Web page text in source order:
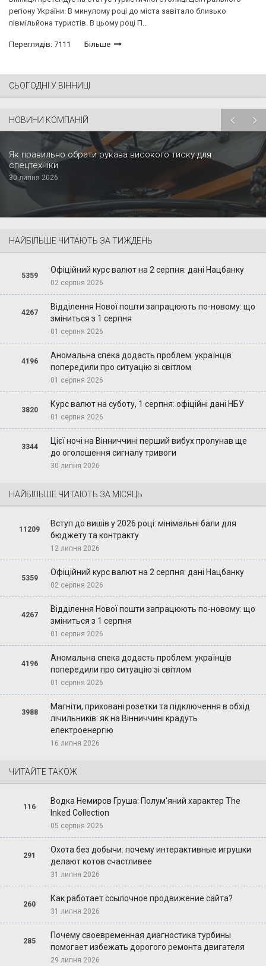
регіону України. В минулому році до міста завітало близько
півмільйона туристів. В цьому році П...
Переглядів: 7111 Більше
СЬОГОДНІ У ВІННИЦІ
НОВИНИ КОМПАНІЙ
Як правильно обрати рукава високого тиску для
спецтехніки
30 липня 2026
НАЙБІЛЬШЕ ЧИТАЮТЬ ЗА ТИЖДЕНЬ
5359
Офіційний курс валют на 2 серпня: дані Нацбанку
02 серпня 2026
4267
Відділення Нової пошти запрацюють по-новому: що
зміниться з 1 серпня
01 серпня 2026
4196
Аномальна спека додасть проблем: українців
попередили про ситуацію зі світлом
01 серпня 2026
3820
Курс валют на суботу, 1 серпня: офіційні дані НБУ
01 серпня 2026
3344
Цієї ночі на Вінниччині перший вибух пролунав ще
до оголошення сигналу тривоги
30 липня 2026
НАЙБІЛЬШЕ ЧИТАЮТЬ ЗА МІСЯЦЬ
11209
Вступ до вишів у 2026 році: мінімальні бали для
бюджету та контракту
12 липня 2026
5359
Офіційний курс валют на 2 серпня: дані Нацбанку
02 серпня 2026
4267
Відділення Нової пошти запрацюють по-новому: що
зміниться з 1 серпня
01 серпня 2026
4196
Аномальна спека додасть проблем: українців
попередили про ситуацію зі світлом
01 серпня 2026
3988
Магніти, приховані розетки та підключення в обхід
лічильників: як на Вінниччині крадуть
електроенергію
16 липня 2026
ЧИТАЙТЕ ТАКОЖ
116
Водка Немиров Груша: Полум'яний характер The
Inked Collection
05 серпня 2026
291
Охота без добычи: почему интерактивные игрушки
делают котов счастливее
31 липня 2026
260
Как работает ссылочное продвижение сайта?
31 липня 2026
285
Почему своевременная диагностика турбины
помогает избежать дорогого ремонта двигателя
29 липня 2026